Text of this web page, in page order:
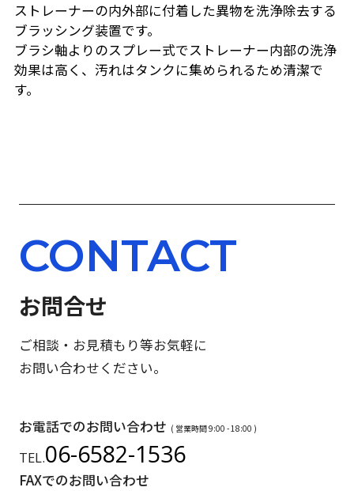
ストレーナーの内外部に付着した異物を洗浄除去する
ブラッシング装置です。
ブラシ軸よりのスプレー式でストレーナー内部の洗浄
効果は高く、汚れはタンクに集められるため清潔で
す。
CONTACT
お問合せ
ご相談・お見積もり等お気軽に
お問い合わせください。
お電話でのお問い合わせ ( 営業時間 9:00 - 18:00 )
TEL.06-6582-1536
FAXでのお問い合わせ